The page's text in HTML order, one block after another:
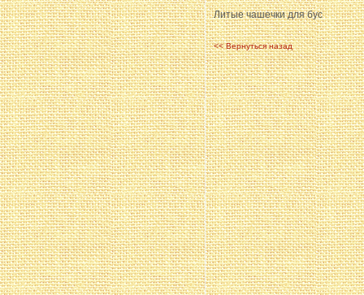
Литые чашечки для бус
<< Вернуться назад